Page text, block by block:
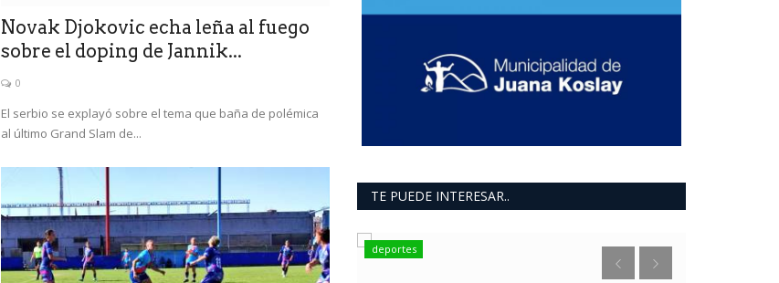
Novak Djokovic echa leña al fuego
sobre el doping de Jannik...
0
El serbio se explayó sobre el tema que baña de polémica
al último Grand Slam de...
TE PUEDE INTERESAR..
Mundo deportes